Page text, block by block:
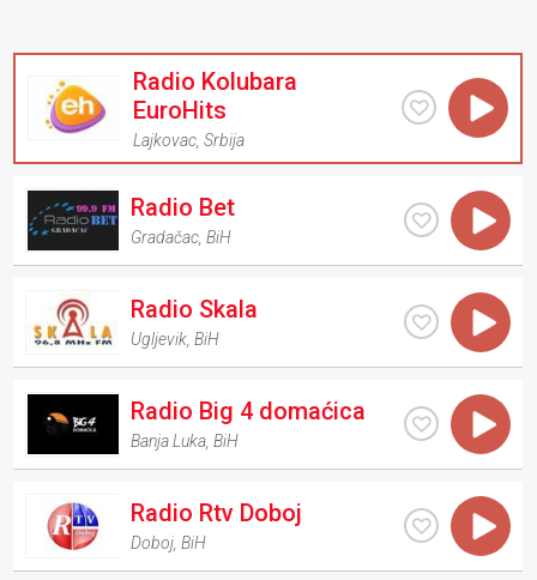
Radio Kolubara
EuroHits
Lajkovac ,Srbija
Radio Bet
Gradačac ,BiH
Radio Skala
Ugljevik ,BiH
Radio Big 4 domaćica
Banja Luka ,BiH
Radio Rtv Doboj
Doboj ,BiH